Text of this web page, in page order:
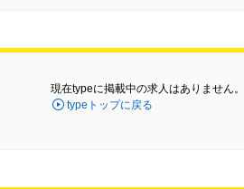
現在typeに掲載中の求人はありません。
typeトップに戻る